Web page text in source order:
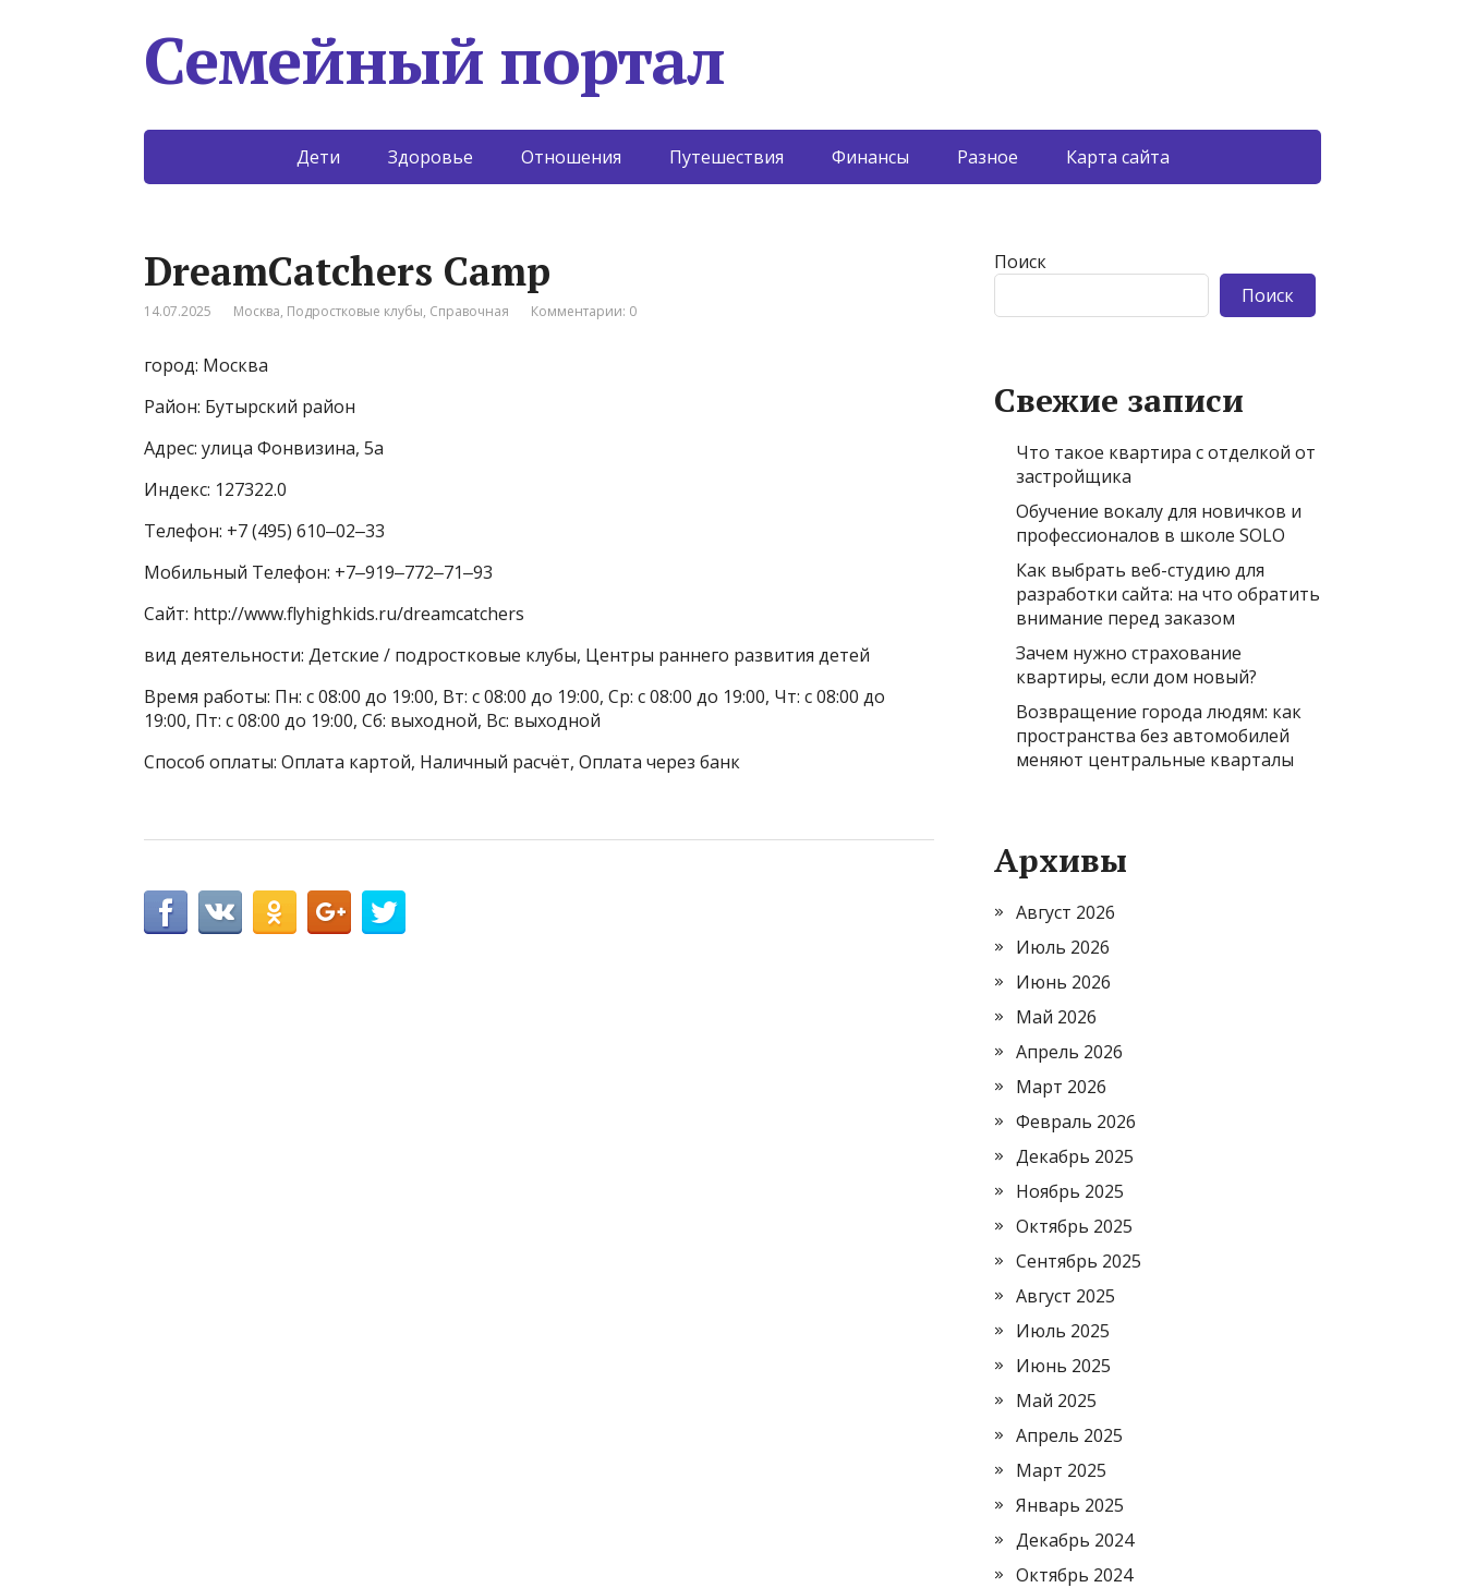
Семейный портал
Дети Здоровье Отношения Путешествия Финансы Разное Карта сайта
DreamCatchers Camp
14.07.2025 Москва, Подростковые клубы, Справочная Комментарии: 0
город: Москва
Район: Бутырский район
Адрес: улица Фонвизина, 5а
Индекс: 127322.0
Телефон: +7 (495) 610‒02‒33
Мобильный Телефон: +7‒919‒772‒71‒93
Сайт: http://www.flyhighkids.ru/dreamcatchers
вид деятельности: Детские / подростковые клубы, Центры раннего развития детей
Время работы: Пн: с 08:00 до 19:00, Вт: с 08:00 до 19:00, Ср: с 08:00 до 19:00, Чт: с 08:00 до
19:00, Пт: с 08:00 до 19:00, Сб: выходной, Вс: выходной
Способ оплаты: Оплата картой, Наличный расчёт, Оплата через банк
Поиск
Поиск
Свежие записи
Что такое квартира с отделкой от
застройщика
Обучение вокалу для новичков и
профессионалов в школе SOLO
Как выбрать веб-студию для
разработки сайта: на что обратить
внимание перед заказом
Зачем нужно страхование
квартиры, если дом новый?
Возвращение города людям: как
пространства без автомобилей
меняют центральные кварталы
Архивы
Август 2026
Июль 2026
Июнь 2026
Май 2026
Апрель 2026
Март 2026
Февраль 2026
Декабрь 2025
Ноябрь 2025
Октябрь 2025
Сентябрь 2025
Август 2025
Июль 2025
Июнь 2025
Май 2025
Апрель 2025
Март 2025
Январь 2025
Декабрь 2024
Октябрь 2024